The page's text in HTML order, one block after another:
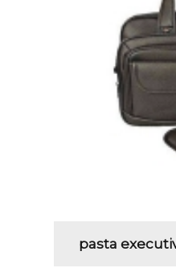
pasta